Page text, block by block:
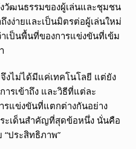
วัฒนธรรมของผู้เล่นและชุมชน
ง่ายและเป็นมิตรต่อผู้เล่นใหม่
ป็นพื้นที่ของการแข่งขันที่เข้ม
งไม่ได้มีแค่เทคโนโลยี แต่ยัง
ารเข้าถึง และวิธีที่แต่ละ
แข่งขันที่แตกต่างกันอย่าง
ะเด็นสำคัญที่สุดข้อหนึ่ง นั่นคือ
“ประสิทธิภาพ”